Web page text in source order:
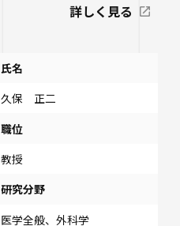
詳しく見る
氏名
久保 正二
職位
教授
研究分野
医学全般、外科学